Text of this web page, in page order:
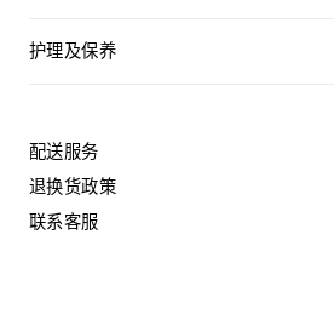
护理及保养
建议您：
- 防止潮湿；避免接触液体、护手霜、
如果您的手袋不慎接触到水或上述物质
的浅色吸水布轻轻擦拭；
配送服务
退换货政策
联系客服